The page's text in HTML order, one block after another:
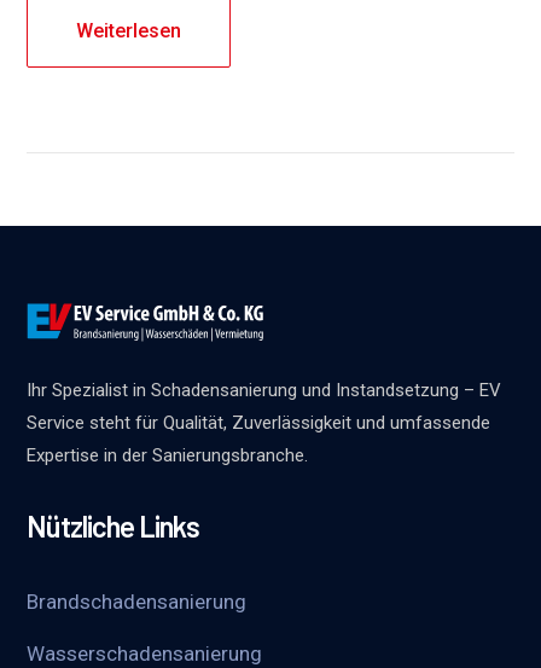
Weiterlesen
Ihr Spezialist in Schadensanierung und Instandsetzung – EV
Service steht für Qualität, Zuverlässigkeit und umfassende
Expertise in der Sanierungsbranche.
Nützliche Links
Brandschadensanierung
Wasserschadensanierung